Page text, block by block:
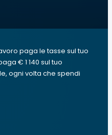
paga le tasse sul tuo
€ 1 140 sul tuo
ogni volta che spendi